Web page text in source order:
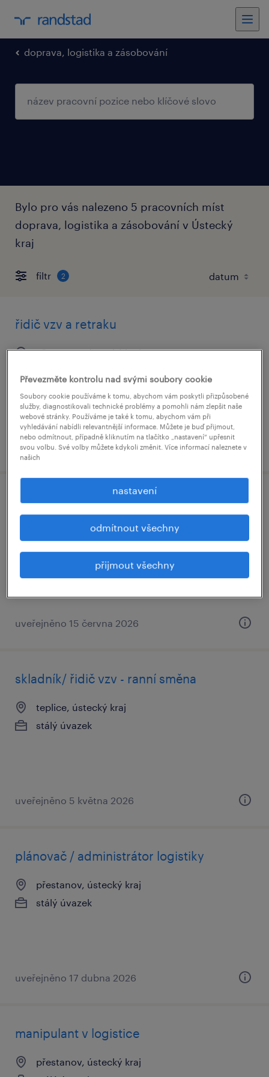
doprava, logistika a zásobování
Bylo pro vás nalezeno 5 pracovních míst
doprava, logistika a zásobování v Ústecký
kraj
filtr 2
řidič vzv a retraku
přestanov, ústecký kraj
32,000 - 36,500 Kč za měsíc
uveřejněno 26 června 2026
manažer logistiky
klášterec nad ohří, ústecký kraj
uveřejněno 15 června 2026
skladník/ řidič vzv - ranní směna
teplice, ústecký kraj
stálý úvazek
uveřejněno 5 května 2026
plánovač / administrátor logistiky
přestanov, ústecký kraj
stálý úvazek
uveřejněno 17 dubna 2026
manipulant v logistice
přestanov, ústecký kraj
Převezměte kontrolu nad svými soubory cookie
Soubory cookie používáme k tomu, abychom vám poskytli přizpůsobené
služby, diagnostikovali technické problémy a pomohli nám zlepšit naše
webové stránky. Používáme je také k tomu, abychom vám při
vyhledávání nabídli relevantnější informace. Můžete je buď přijmout,
nebo odmítnout, případně kliknutím na tlačítko „nastavení“ upřesnit
svou volbu. Své volby můžete kdykoli změnit. Více informací naleznete v
našich
nastavení
odmítnout všechny
přijmout všechny